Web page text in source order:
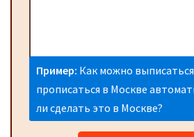
Пример: Как можно
прописаться в Москве
ли сделать это в Москве?